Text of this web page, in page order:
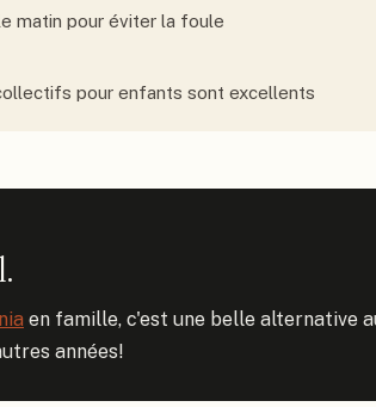
matin pour éviter la foule
pour enfants sont excellents
en famille, c'est une belle alternative
années!